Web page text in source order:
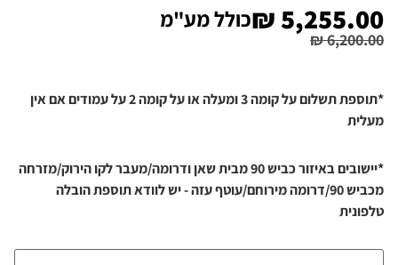
₪6,200.00
₪5,255.00 כולל מע"מ
*תוספת תשלום על קומה 3 ומעלה או על קומה 2 על עמודים אם אין
מעלית
*יישובים באיזור כביש 90 מבית שאן ודרומה/מעבר לקו הירוק/מזרחה
מכביש 90/דרומה מירוחם/עוטף עזה - יש לוודא תוספת הובלה
טלפונית